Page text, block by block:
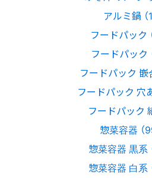
アルミ鍋 （
フードパック
フードパック
フードパック 嵌
フードパック 穴
フードパック 紙
惣菜容器 （
惣菜容器 黒系
惣菜容器 白系